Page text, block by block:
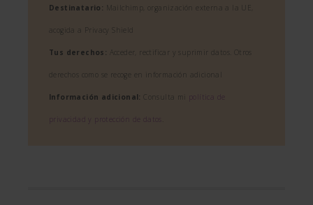
Destinatario: Mailchimp, organización externa a la UE,
acogida a Privacy Shield
Tus derechos: Acceder, rectificar y suprimir datos. Otros
derechos como se recoge en información adicional
Información adicional: Consulta mi política de
privacidad y protección de datos